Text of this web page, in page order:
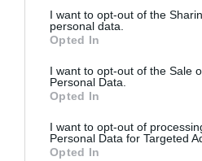
not limited to your visit or usage
grant or deny consent to Google
use your data for below specified
consent section.
I want to opt-out of the
personal data.
Opted In
I want to opt-out of the Sale
Personal Data.
Opted In
I want to opt-out of
Personal Data for Targeted
Opted In
Ceuta, la bufala dei «48mila